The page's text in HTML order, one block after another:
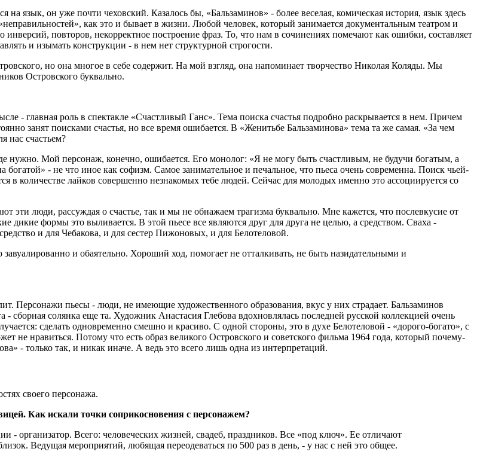
язык, он уже почти чеховский. Казалось бы, «Бальзаминов» - более веселая, комическая история, язык здесь
как это и бывает в жизни. Любой человек, который занимается документальным театром и
инверсий, повторов, некорректное построение фраз. То, что нам в сочинениях помечают как ошибки, составляет
и изымать конструкции - в нем нет структурной строгости.
но она многое в себе содержит. На мой взгляд, она напоминает творчество Николая Коляды. Мы
Островского буквально.
- главная роль в спектакле «Счастливый Ганс». Тема поиска счастья подробно раскрывается в нем. Причем
занят поисками счастья, но все время ошибается. В «Женитьбе Бальзаминова» тема та же самая. «За чем
нас счастьем?
нужно. Мой персонаж, конечно, ошибается. Его монолог: «Я не могу быть счастливым, не будучи богатым, а
богатой» - не что иное как софизм. Самое занимательное и печальное, что пьеса очень современна. Поиск чьей-
количестве лайков совершенно незнакомых тебе людей. Сейчас для молодых именно это ассоциируется со
люди, рассуждая о счастье, так и мы не обнажаем трагизма буквально. Мне кажется, что послевкусие от
дикие формы это выливается. В этой пьесе все являются друг для друга не целью, а средством. Сваха -
и для Чебакова, и для сестер Пижоновых, и для Белотеловой.
и обаятельно. Хороший ход, помогает не отталкивать, не быть назидательными и
Персонажи пьесы - люди, не имеющие художественного образования, вкус у них страдает. Бальзаминов
- сборная солянка еще та. Художник Анастасия Глебова вдохновлялась последней русской коллекцией очень
сделать одновременно смешно и красиво. С одной стороны, это в духе Белотеловой - «дорого-богато», с
не нравиться. Потому что есть образ великого Островского и советского фильма 1964 года, который почему-
- только так, и никак иначе. А ведь это всего лишь одна из интерпретаций.
своего персонажа.
Как искали точки соприкосновения с персонажем?
- организатор. Всего: человеческих жизней, свадеб, праздников. Все «под ключ». Ее отличают
Ведущая мероприятий, любящая переодеваться по 500 раз в день, - у нас с ней это общее.